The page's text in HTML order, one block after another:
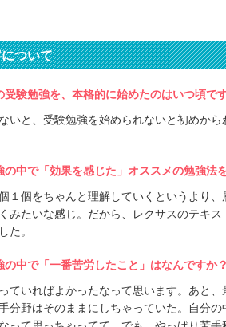
ついて
受験勉強を、本格的に始めたのはいつ頃で
いと、受験勉強を始められないと初めか
の中で「効果を感じた」オススメの勉強法
１個をちゃんと理解していくというより、
みたいな感じ。だから、レクサスのテキ
た。
の中で「一番苦労したこと」はなんですか？
ていればよかったなって思います。あと
分野はそのままにしちゃっていた。自分